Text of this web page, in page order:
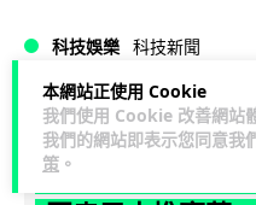
本網站正使用 Cookie
我們使用 Cookie 改善網站
我們的網站即表示您同意我
策 。
科技娛樂 科技新聞
duncan 56 分
Uber 在港推 Elite